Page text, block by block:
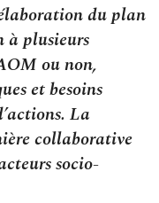
du plan
à plusieurs
ou non,
et besoins
La
collaborative
socio-